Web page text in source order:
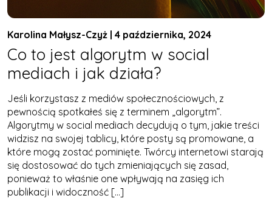
Karolina Małysz-Czyż | 4 października, 2024
Co to jest algorytm w social
mediach i jak działa?
Jeśli korzystasz z mediów społecznościowych, z
pewnością spotkałeś się z terminem „algorytm”.
Algorytmy w social mediach decydują o tym, jakie treści
widzisz na swojej tablicy, które posty są promowane, a
które mogą zostać pominięte. Twórcy internetowi starają
się dostosować do tych zmieniających się zasad,
ponieważ to właśnie one wpływają na zasięg ich
publikacji i widoczność […]